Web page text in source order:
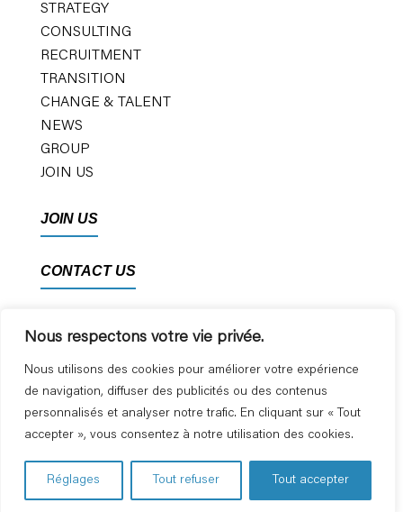
Nous respectons votre vie privée.
Nous utilisons des cookies pour améliorer votre expérience
de navigation, diffuser des publicités ou des contenus
personnalisés et analyser notre trafic. En cliquant sur « Tout
accepter », vous consentez à notre utilisation des cookies.
Réglages Tout refuser Tout accepter
STRATEGY
CONSULTING
RECRUITMENT
TRANSITION
CHANGE & TALENT
NEWS
GROUP
JOIN US
JOIN US
CONTACT US
PRIVACY POLICY